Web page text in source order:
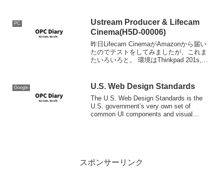
Googleに頼り始めたAUあ...
PC
Ustream Producer & Lifecam
Cinema(H5D-00006)
昨日Lifecam CinemaがAmazonから届い
たのでテストをしてみましたが、これま
たいろいろと。 環境はThinkpad 201s,
4:3...
Google U.S. Web Design Standards
The U.S. Web Design Standards is the
U.S. government’s very own set of
common UI components and visual
スポンサーリンク